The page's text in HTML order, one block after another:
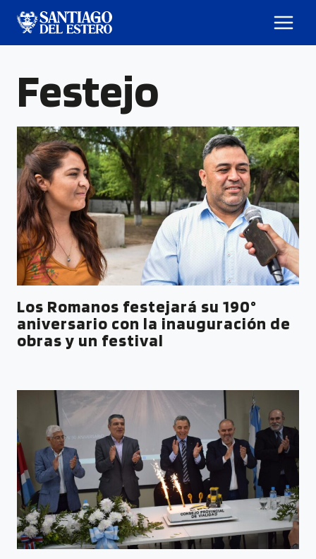
Festejo
Los Romanos festejará su 190°
aniversario con la inauguración de
obras y un festival